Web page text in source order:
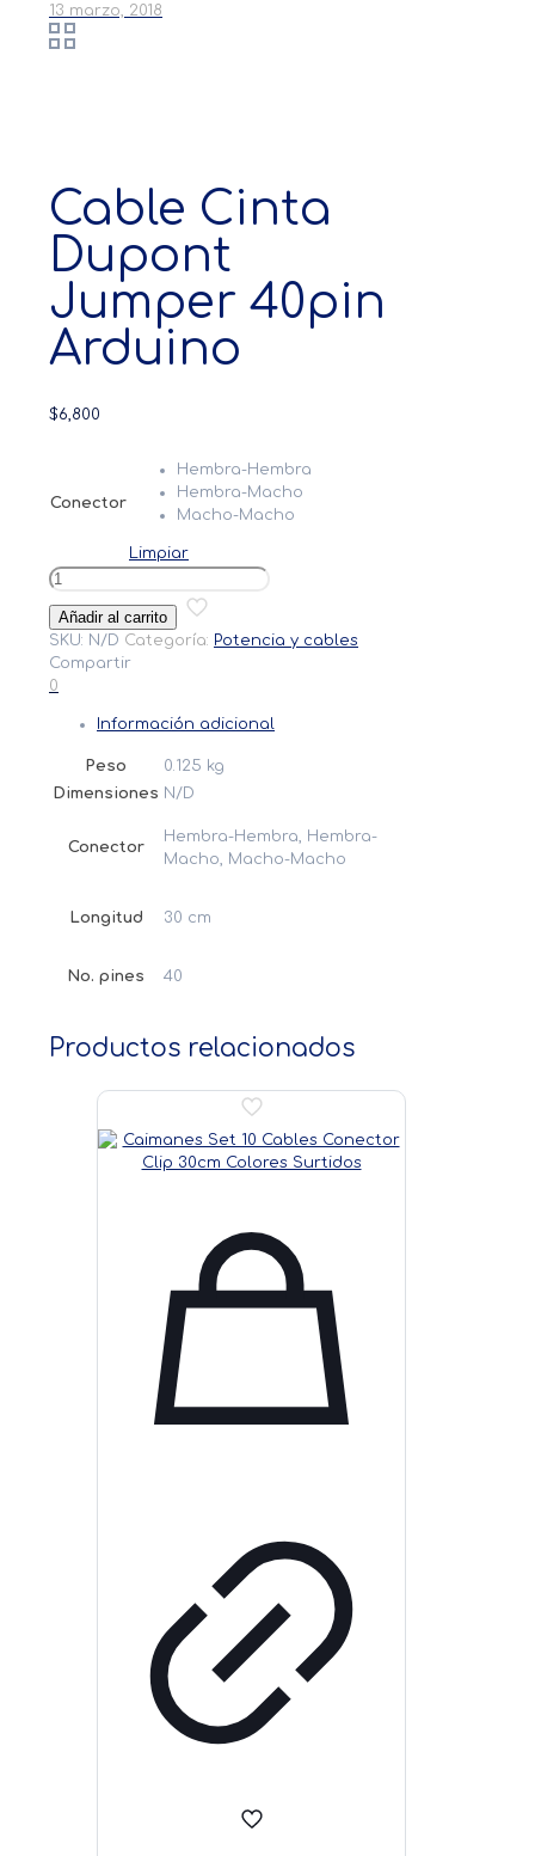
13 marzo, 2018
Cable Cinta
Dupont
Jumper 40pin
Arduino
$6,800
Conector
Hembra-Hembra
Hembra-Macho
Macho-Macho
Limpiar
Cable
Dupont
Jumper
40pin
Arduino
Añadir al carrito
SKU: N/D Categoría: Potencia y cables
Compartir
0
Información adicional
Peso
0.125 kg
Dimensiones N/D
Conector
Hembra-Hembra, Hembra-
Macho, Macho-Macho
Longitud 30 cm
No. pines 40
Productos relacionados